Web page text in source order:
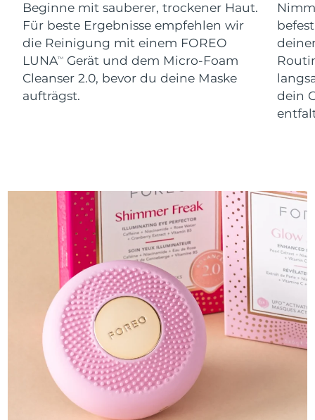
Beginne mit sauberer, trockener Haut.
Für beste Ergebnisse empfehlen wir
die Reinigung mit einem FOREO
LUNATM
Gerät und dem Micro-Foam
Cleanser 2.0, bevor du deine Maske
aufträgst.
dein
Slowakei
Erwartete Lieferung
Slowenien
Erwartete Lieferung
08/08/2026
Südafrika
Erwartete Lieferung
16/08/2026
Schweden
Erwartete Lieferung
08/08/2026
Schweiz
Erwartete Lieferung
08/08/2026
Taiwan
Erwartete Lieferung
13/08/2026
Thailand
Erwartete Lieferung